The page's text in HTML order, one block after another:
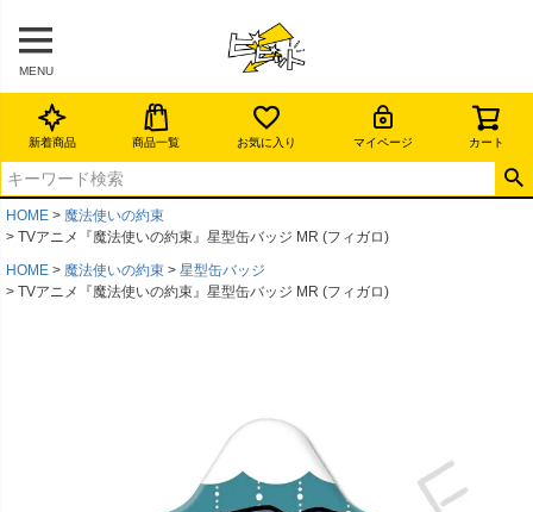
MENU
新着商品 商品一覧 お気に入り マイページ カート
HOME
魔法使いの約束
TVアニメ『魔法使いの約束』星型缶バッジ MR (フィガロ)
HOME
魔法使いの約束
星型缶バッジ
TVアニメ『魔法使いの約束』星型缶バッジ MR (フィガロ)